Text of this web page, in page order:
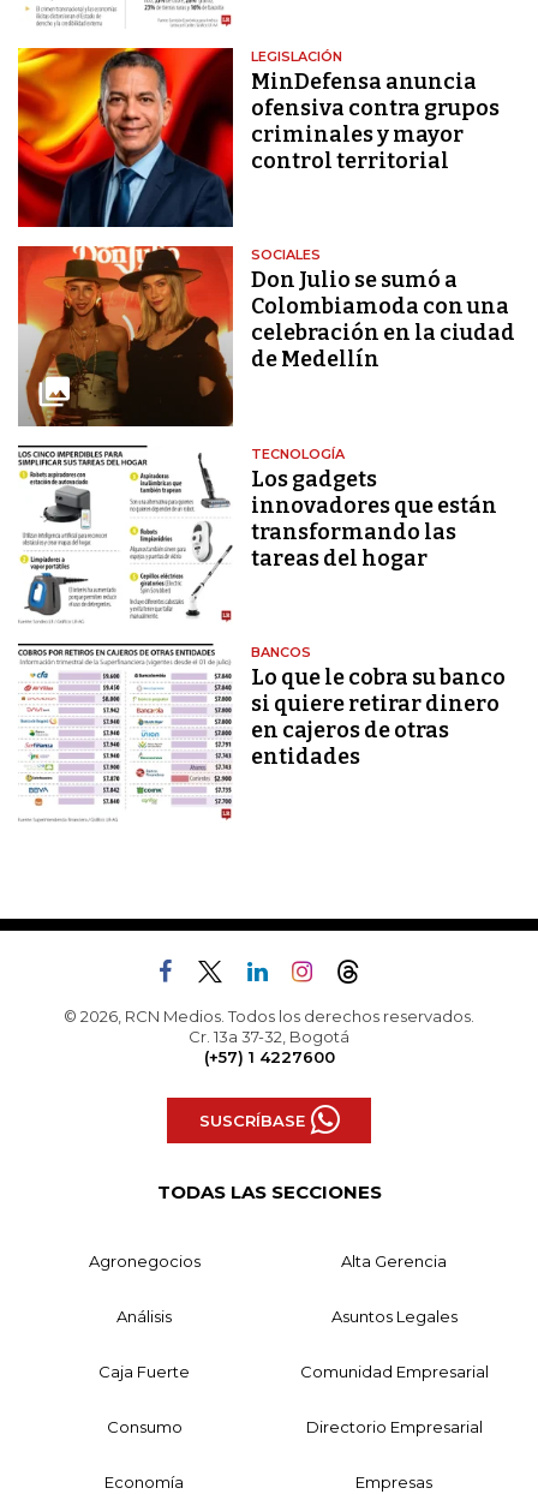
LEGISLACIÓN
MinDefensa anuncia
ofensiva contra grupos
criminales y mayor
control territorial
SOCIALES
Don Julio se sumó a
Colombiamoda con una
celebración en la ciudad
de Medellín
TECNOLOGÍA
Los gadgets
innovadores que están
transformando las
tareas del hogar
BANCOS
Lo que le cobra su banco
si quiere retirar dinero
en cajeros de otras
entidades
© 2026, RCN Medios. Todos los derechos reservados.
Cr. 13a 37-32, Bogotá
(+57) 1 4227600
SUSCRÍBASE
TODAS LAS SECCIONES
Agronegocios Alta Gerencia
Análisis Asuntos Legales
Caja Fuerte Comunidad Empresarial
Consumo Directorio Empresarial
Economía Empresas